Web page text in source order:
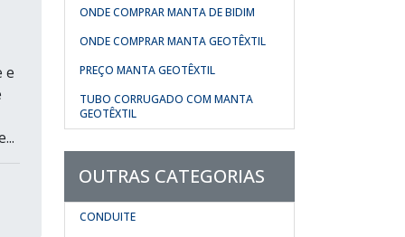
e
ONDE COMPRAR MANTA DE BIDIM
ONDE COMPRAR MANTA GEOTÊXTIL
PREÇO MANTA GEOTÊXTIL
TUBO CORRUGADO COM MANTA
GEOTÊXTIL
OUTRAS CATEGORIAS
CONDUITE